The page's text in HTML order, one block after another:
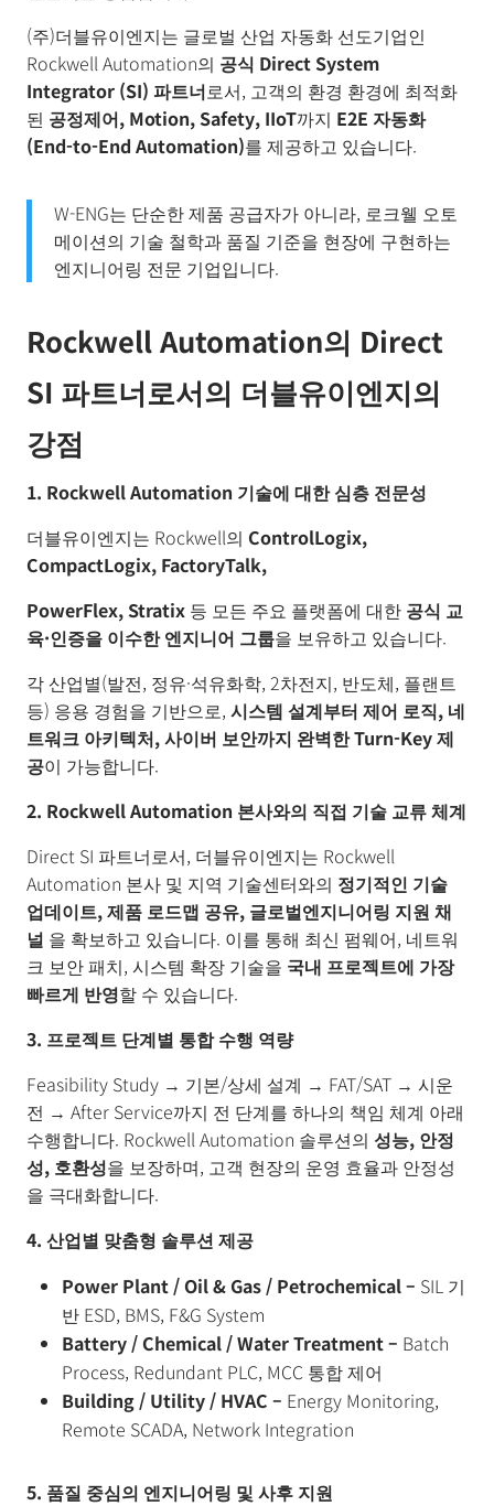
용
(주)더블유이엔지는 글로벌 산업 자동화 선도기업인
Rockwell Automation의 공식 Direct System
Integrator (SI)파트너로서, 고객의 환경 환경에 최적화
된 공정제어, Motion, Safety, IIoT까지 E2E자동화
(End-to-End Automation)를 제공하고 있습니다.
W-ENG는 단순한 제품 공급자가 아니라, 로크웰 오토
메이션의 기술 철학과 품질 기준을 현장에 구현하는
엔지니어링 전문 기업입니다.
Rockwell Automation의 Direct
SI 파트너로서의 더블유이엔지의
강점
1. Rockwell Automation 기술에 대한 심층 전문성
더블유이엔지는 Rockwell의ControlLogix,
CompactLogix, FactoryTalk,
PowerFlex, Stratix 등 모든 주요 플랫폼에 대한 공식 교
육·인증을 이수한 엔지니어 그룹을 보유하고 있습니다.
각 산업별(발전, 정유·석유화학, 2차전지, 반도체, 플랜트
등) 응용 경험을 기반으로,시스템 설계부터 제어 로직, 네
트워크 아키텍처,사이버 보안까지 완벽한Turn-Key제
공이 가능합니다.
2. Rockwell Automation 본사와의 직접 기술 교류 체계
Direct SI 파트너로서, 더블유이엔지는 Rockwell
Automation 본사 및 지역 기술센터와의 정기적인 기술
업데이트,제품 로드맵 공유, 글로벌엔지니어링 지원 채
널 을 확보하고 있습니다. 이를 통해 최신 펌웨어, 네트워
크 보안 패치, 시스템 확장 기술을 국내 프로젝트에 가장
빠르게 반영할 수 있습니다.
3. 프로젝트 단계별 통합 수행 역량
Feasibility Study → 기본/상세 설계 → FAT/SAT → 시운
전 → After Service까지 전 단계를 하나의 책임 체계 아래
수행합니다. Rockwell Automation 솔루션의 성능, 안정
성, 호환성을 보장하며, 고객 현장의 운영 효율과 안정성
을 극대화합니다.
4. 산업별 맞춤형 솔루션 제공
Power Plant / Oil & Gas / Petrochemical – SIL 기
반 ESD, BMS, F&G System
Battery / Chemical / Water Treatment – Batch
Process, Redundant PLC, MCC 통합 제어
Building / Utility / HVAC – Energy Monitoring,
Remote SCADA, Network Integration
5. 품질 중심의 엔지니어링 및 사후 지원